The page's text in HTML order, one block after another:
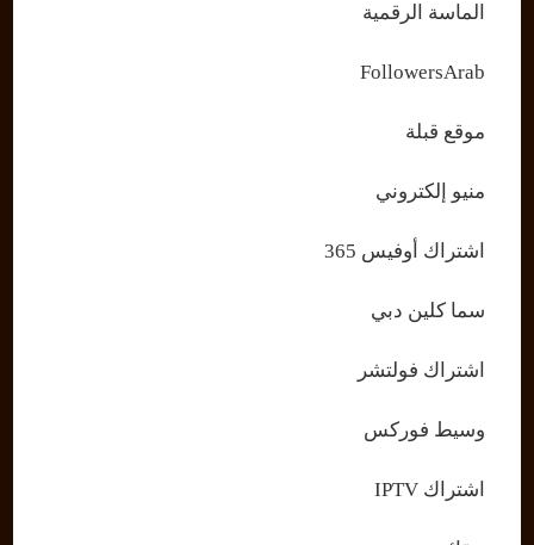
الماسة الرقمية
FollowersArab
موقع قبلة
منيو إلكتروني
اشتراك أوفيس 365
سما كلين دبي
اشتراك فولتشر
وسيط فوركس
اشتراك IPTV